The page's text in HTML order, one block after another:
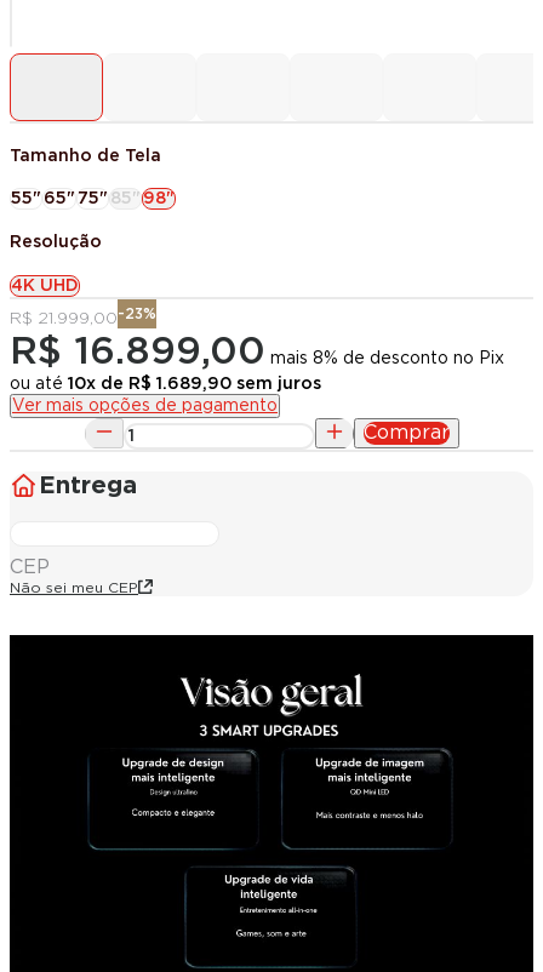
Tamanho de Tela
55" 65" 75" 85" 98"
Resolução
4K UHD
R$ 21.999,00-23%
R$ 16.899,00 mais 8% de desconto no Pix
ou até 10x de R$ 1.689,90 sem juros
Ver mais opções de pagamento
Comprar
Entrega
CEP
Não sei meu CEP